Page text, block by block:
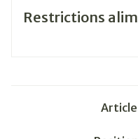
Restrictions